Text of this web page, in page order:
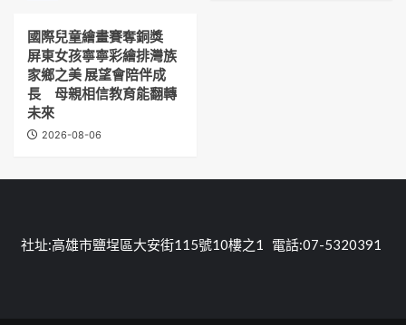
國際兒童繪畫賽奪銅獎
屏東女孩寧寧彩繪排灣族
家鄉之美 展望會陪伴成
長 母親相信教育能翻轉
未來
2026-08-06
社址:高雄市鹽埕區大安街115號10樓之1 電話:07-5320391